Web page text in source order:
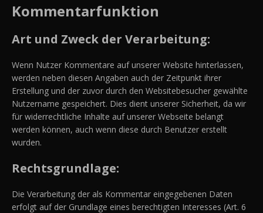
Kommentarfunktion
Art und Zweck der Verarbeitung:
Wenn Nutzer Kommentare auf unserer Website hinterlassen,
werden neben diesen Angaben auch der Zeitpunkt ihrer
Erstellung und der zuvor durch den Websitebesucher gewählte
Nutzername gespeichert. Dies dient unserer Sicherheit, da wir
für widerrechtliche Inhalte auf unserer Webseite belangt
werden können, auch wenn diese durch Benutzer erstellt
wurden.
Rechtsgrundlage:
Die Verarbeitung der als Kommentar eingegebenen Daten
erfolgt auf der Grundlage eines berechtigten Interesses (Art. 6